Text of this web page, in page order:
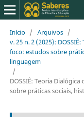
Início / Arquivos /
v. 25 n. 2 (2025):
foco: estudos sobre
linguagem
/
DOSSIÊ: Teoria
sobre práticas sociais,